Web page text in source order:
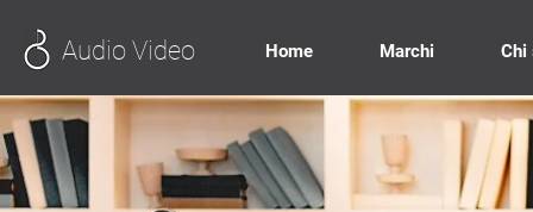
Audio Video Home Marchi Chi